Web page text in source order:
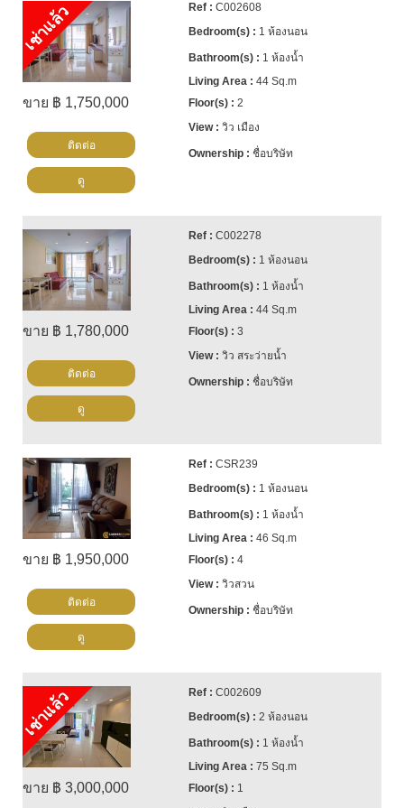
เช่าแล้ว
ขาย ฿ 1,750,000
C002608
1 ห้องนอน
1 ห้องน้ำ
44 Sq.m
2
วิว เมือง
ชื่อบริษัท
ติดต่อ
ดู
ขาย ฿ 1,780,000
C002278
1 ห้องนอน
1 ห้องน้ำ
44 Sq.m
3
วิว สระว่ายน้ำ
ชื่อบริษัท
ติดต่อ
ดู
ขาย ฿ 1,950,000
CSR239
1 ห้องนอน
1 ห้องน้ำ
46 Sq.m
4
วิวสวน
ชื่อบริษัท
ติดต่อ
ดู
เช่าแล้ว
ขาย ฿ 3,000,000
C002609
2 ห้องนอน
1 ห้องน้ำ
75 Sq.m
1